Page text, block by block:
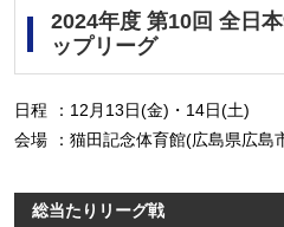
2024年度 第10回 全日
ップリーグ
日程 ： 12月13日(金)・14日(土)
会場
： 猫田記念体育館(広島県広島
総当たりリーグ戦